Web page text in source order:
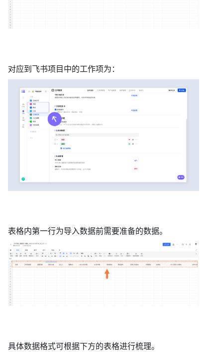
对应到飞书项目中的工作项为：
表格内第一行为导入数据前需要准备的数据。
具体数据格式可根据下方的表格进行梳理。